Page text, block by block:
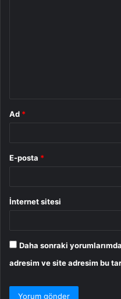
Ad *
E-posta *
İnternet sitesi
Daha sonraki
adresim ve site adresim bu